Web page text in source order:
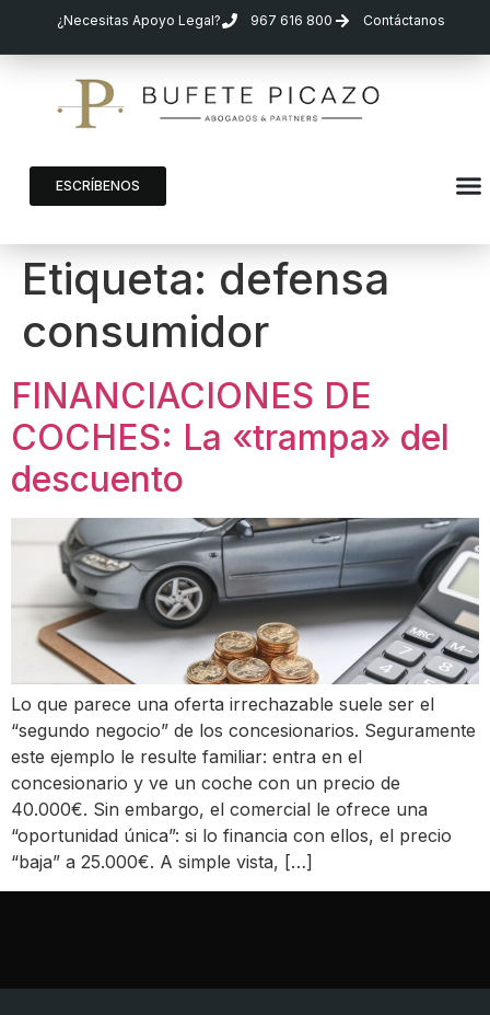
¿Necesitas Apoyo Legal? 967 616 800 Contáctanos
ESCRÍBENOS
Etiqueta: defensa
consumidor
FINANCIACIONES DE
COCHES: La «trampa» del
descuento
Lo que parece una oferta irrechazable suele ser el
“segundo negocio” de los concesionarios. Seguramente
este ejemplo le resulte familiar: entra en el
concesionario y ve un coche con un precio de
40.000€. Sin embargo, el comercial le ofrece una
“oportunidad única”: si lo financia con ellos, el precio
“baja” a 25.000€. A simple vista, […]